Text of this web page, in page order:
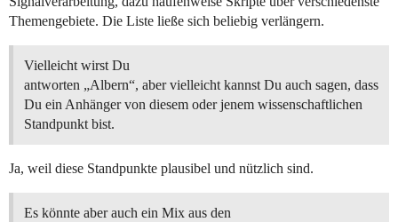
Themengebiete. Die Liste ließe sich beliebig verlängern.
Vielleicht wirst Du
antworten „Albern“, aber vielleicht kannst Du auch sagen, dass
Du ein Anhänger von diesem oder jenem wissenschaftlichen
Standpunkt bist.
Ja, weil diese Standpunkte plausibel und nützlich sind.
Es könnte aber auch ein Mix aus den